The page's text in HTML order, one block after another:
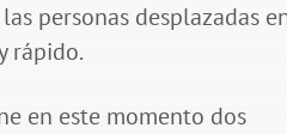
personas desplazadas
rápido.
en este momento dos